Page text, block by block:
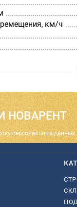
км/ч
НОВАРЕНТ
персональных данных.